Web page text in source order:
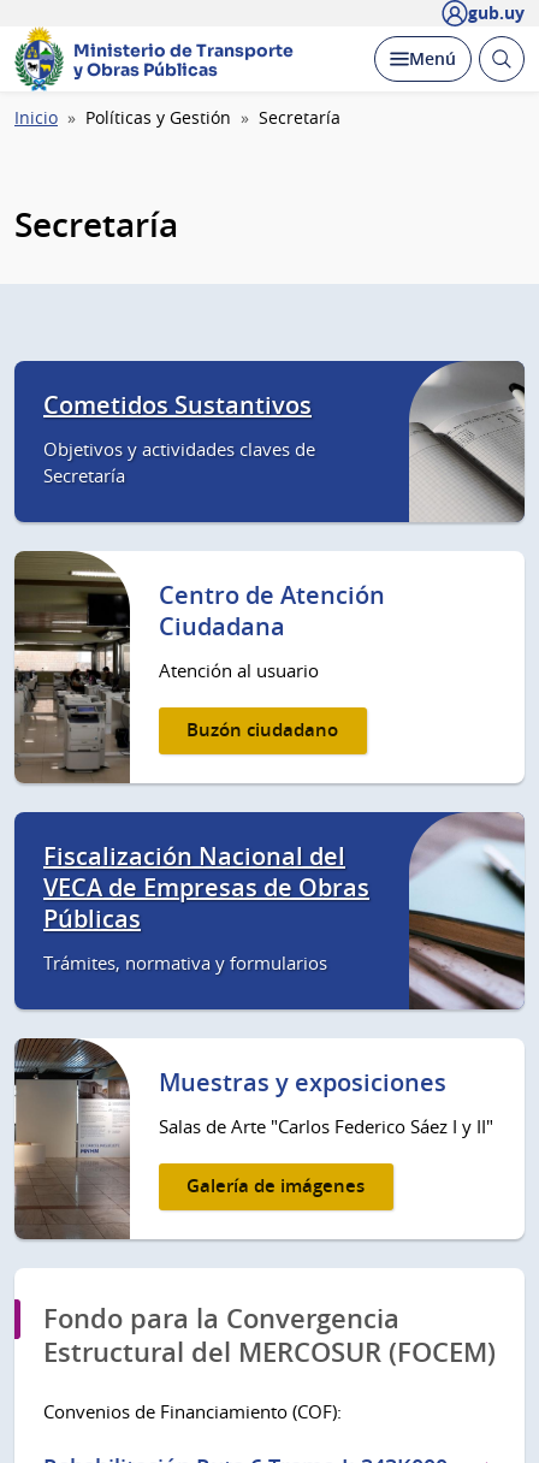
gub.uy
Ministerio de Transporte
y Obras Públicas
Desplegar
Menú Abrir
Ruta
Inicio Políticas y Gestión Secretaría
Secretaría
Cometidos Sustantivos
Objetivos y actividades claves de
Secretaría
Centro de Atención
Ciudadana
Atención al usuario
Buzón ciudadano
Fiscalización Nacional del
VECA de Empresas de Obras
Públicas
Trámites, normativa y formularios
Muestras y exposiciones
Salas de Arte "Carlos Federico Sáez I y II"
Galería de imágenes
Fondo para la Convergencia
Estructural del MERCOSUR (FOCEM)
Convenios de Financiamiento (COF):